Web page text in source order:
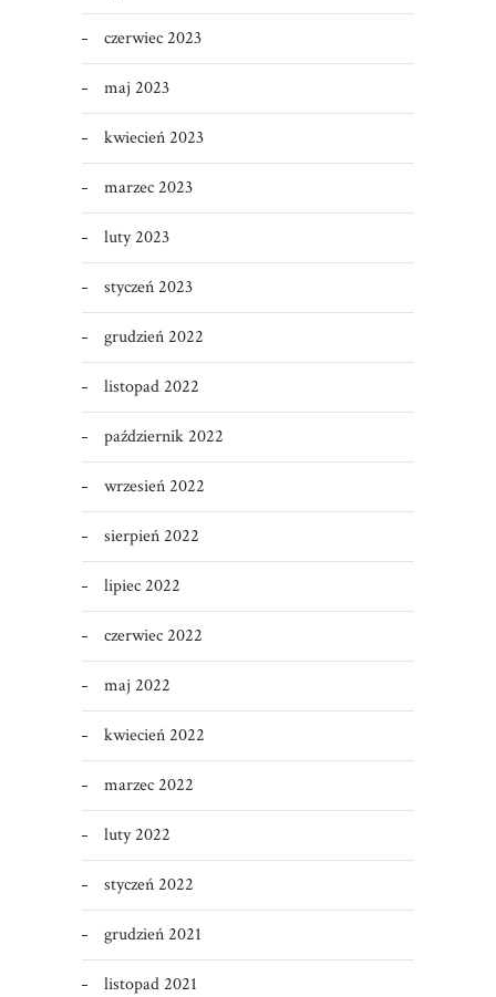
czerwiec 2023
maj 2023
kwiecień 2023
marzec 2023
luty 2023
styczeń 2023
grudzień 2022
listopad 2022
październik 2022
wrzesień 2022
sierpień 2022
lipiec 2022
czerwiec 2022
maj 2022
kwiecień 2022
marzec 2022
luty 2022
styczeń 2022
grudzień 2021
listopad 2021